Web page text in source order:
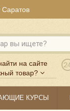
Саратов
на сайте
товар?
КУРСЫ